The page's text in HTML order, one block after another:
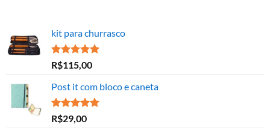
kit para churrasco
Avaliação
5.00
de 5
R$115,00
Post it com bloco e caneta
Avaliação
5.00
de 5
R$29,00